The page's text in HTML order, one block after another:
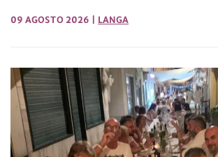
09 AGOSTO 2026 LANGA